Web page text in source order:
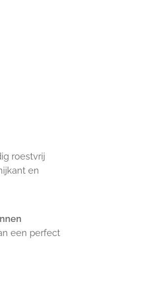
roestvrij
en
een perfect